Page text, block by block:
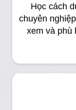
Học cách
chuyên
xem và phù